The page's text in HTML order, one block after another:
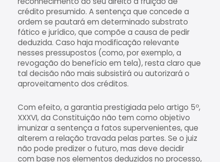
crédito presumido. A sentença que concede a
ordem se pautará em determinado substrato
fático e jurídico, que compõe a causa de pedir
deduzida. Caso haja modificação relevante
nesses pressupostos (como, por exemplo, a
revogação do benefício em tela), resta claro que
tal decisão não mais subsistirá ou autorizará o
aproveitamento dos créditos.
Com efeito, a garantia prestigiada pelo artigo 5º,
XXXVI, da Constituição não tem como objetivo
imunizar a sentença a fatos supervenientes, que
alterem a relação travada pelas partes. Se o juiz
não pode predizer o futuro, mas deve decidir
com base nos elementos deduzidos no processo,